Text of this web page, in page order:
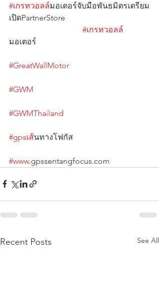
#เกรทวอลล์มอเตอร์จับมือพันธมิตรเตรียม
เปิดPartnerStore
#เกรทวอลล
มอเตอร์
#GreatWallMotor
#GWM
#GWMThailand
#gpsเส้นทางโฟกัส
#www.gpssentangfocus.com
Recent Posts See All